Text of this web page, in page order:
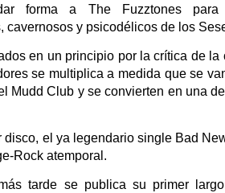
forma a The Fuzztones
cavernosos y psicodélicos de los
en un principio por la crítica de
se multiplica a medida que se
Mudd Club y se convierten en una
disco, el ya legendario single Bad
Rock atemporal.
tarde se publica su primer